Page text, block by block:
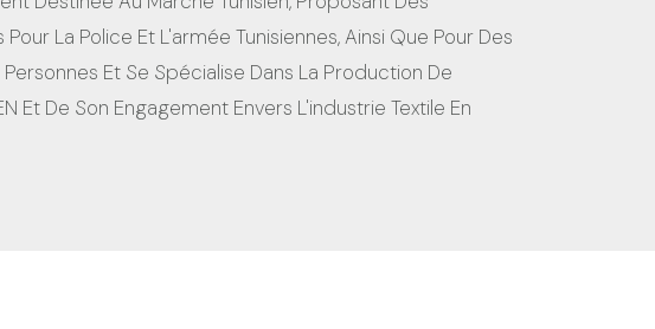
La Police Et L'armée Tunisiennes, Ainsi Que Pour Des
Et Se Spécialise Dans La Production De
Et De Son Engagement Envers L'industrie Textile En